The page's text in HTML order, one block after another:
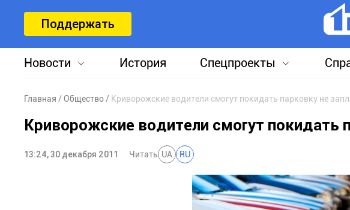
Поддержать
Новости История Спецпроекты
Главная Общество Криворожские водители смогут покидать парковку не
Криворожские водители смогут покидать
13:24, 30 декабря 2011 Читать UA RU